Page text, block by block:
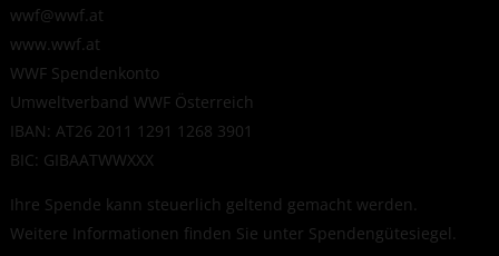
wwf@wwf.at
www.wwf.at
WWF Spendenkonto
Umweltverband WWF Österreich
IBAN: AT26 2011 1291 1268 3901
BIC: GIBAATWWXXX
Ihre Spende kann steuerlich geltend gemacht werden.
Weitere Informationen finden Sie unter Spendengütesiegel.